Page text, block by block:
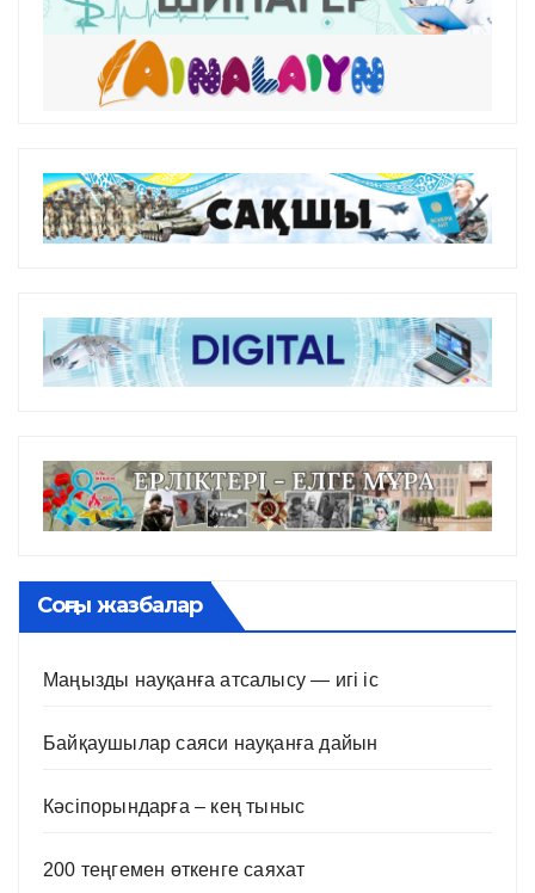
Соңғы жазбалар
Маңызды науқанға атсалысу — игі іс
Байқаушылар саяси науқанға дайын
Кәсіпорындарға – кең тыныс
200 теңгемен өткенге саяхат